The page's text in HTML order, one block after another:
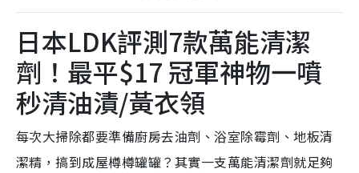
日本LDK評測7款萬能清潔
劑！最平$17 冠軍神物一噴
秒清油漬/黃衣領
每次大掃除都要準備廚房去油劑、浴室除霉劑、地板清
潔精，搞到成屋樽樽罐罐？其實一支萬能清潔劑就足夠